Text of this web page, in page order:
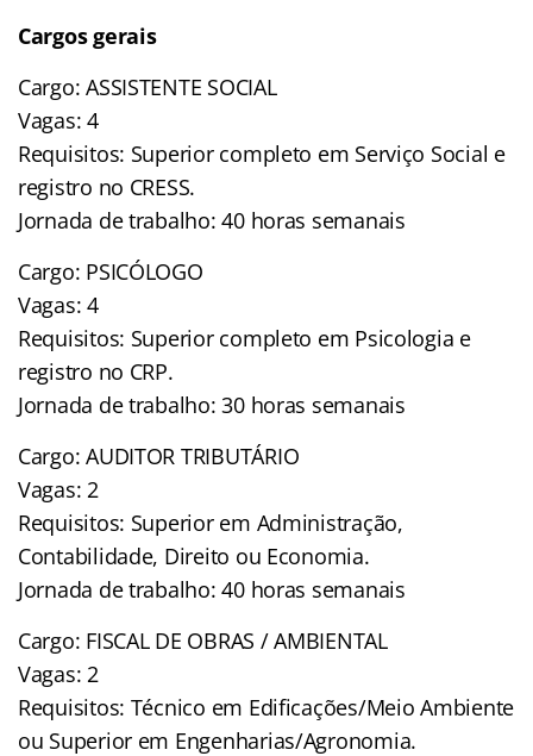
Cargos gerais
Cargo: ASSISTENTE SOCIAL
Vagas: 4
Requisitos: Superior completo em Serviço Social e
registro no CRESS.
Jornada de trabalho: 40 horas semanais
Cargo: PSICÓLOGO
Vagas: 4
Requisitos: Superior completo em Psicologia e
registro no CRP.
Jornada de trabalho: 30 horas semanais
Cargo: AUDITOR TRIBUTÁRIO
Vagas: 2
Requisitos: Superior em Administração,
Contabilidade, Direito ou Economia.
Jornada de trabalho: 40 horas semanais
Cargo: FISCAL DE OBRAS / AMBIENTAL
Vagas: 2
Requisitos: Técnico em Edificações/Meio Ambiente
ou Superior em Engenharias/Agronomia.